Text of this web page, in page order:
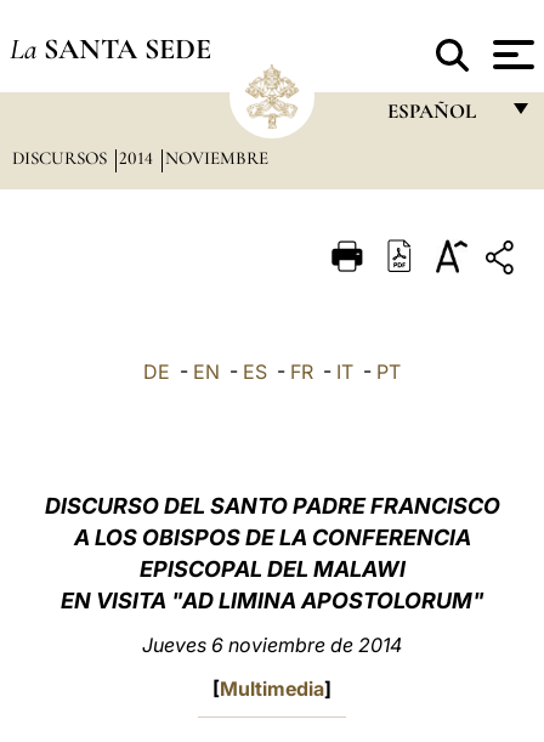
La SANTA SEDE
ESPAÑOL
ITALIANO
中文
LATINE
DISCURSOS 2014 NOVIEMBRE
DE - EN - ES - FR - IT - PT
DISCURSO DEL SANTO PADRE FRANCISCO
A LOS OBISPOS DE LA CONFERENCIA
EPISCOPAL DEL MALAWI
EN VISITA "AD LIMINA APOSTOLORUM"
Jueves 6 noviembre de 2014
[Multimedia]